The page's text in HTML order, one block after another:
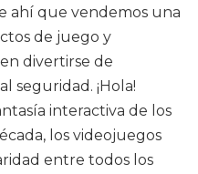
ahí que vendemos una
de juego y
divertirse de
seguridad. ¡Hola!
interactiva de los
los videojuegos
entre todos los